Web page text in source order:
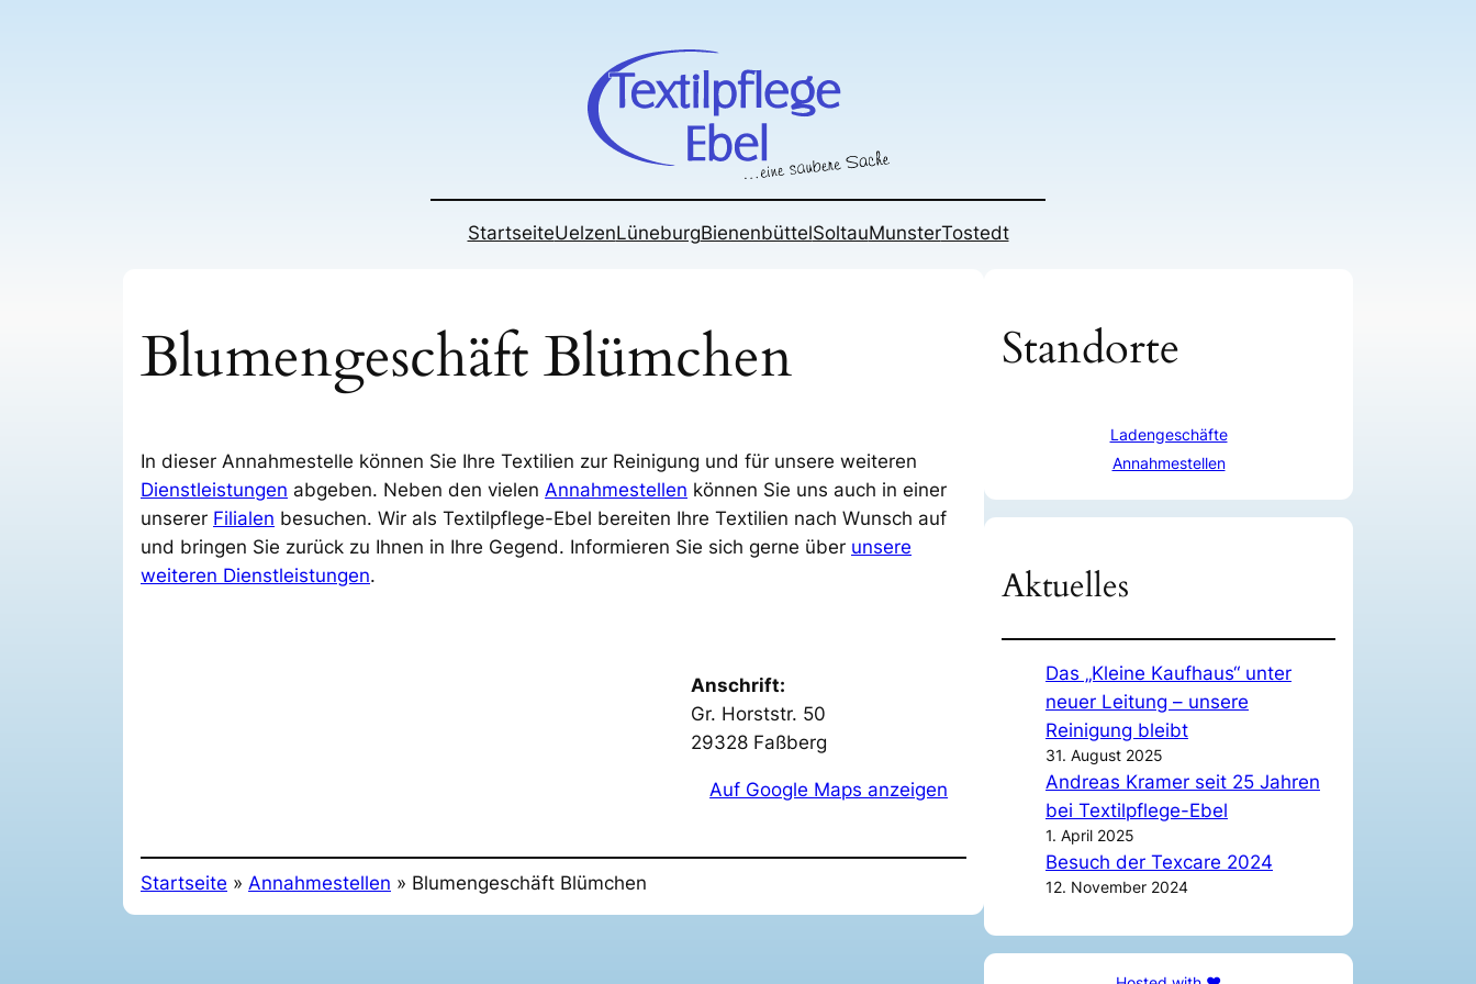
StartseiteUelzenLüneburgBienenbüttelSoltauMunsterTostedt
Blumengeschäft Blümchen
In dieser Annahmestelle können Sie Ihre Textilien zur Reinigung und für unsere weiteren
Dienstleistungen abgeben. Neben den vielen Annahmestellen können Sie uns auch in einer
unserer Filialen besuchen. Wir als Textilpflege-Ebel bereiten Ihre Textilien nach Wunsch auf
und bringen Sie zurück zu Ihnen in Ihre Gegend. Informieren Sie sich gerne über unsere
weiteren Dienstleistungen.
Anschrift:
Gr. Horststr. 50
29328 Faßberg
Auf Google Maps anzeigen
Startseite » Annahmestellen » Blumengeschäft Blümchen
Standorte
Ladengeschäfte
Annahmestellen
Aktuelles
Das „Kleine Kaufhaus“ unter
neuer Leitung – unsere
Reinigung bleibt
31. August 2025
Andreas Kramer seit 25 Jahren
bei Textilpflege-Ebel
1. April 2025
Besuch der Texcare 2024
12. November 2024